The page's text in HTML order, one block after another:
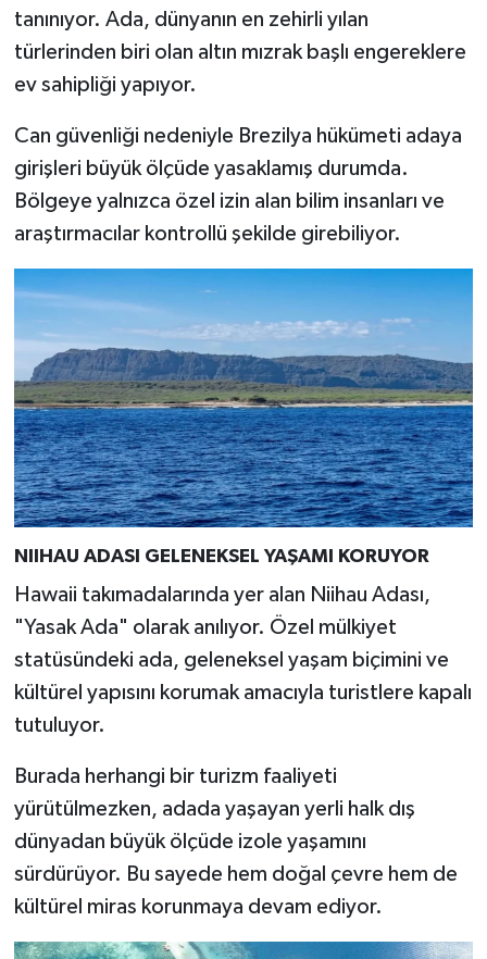
tanınıyor. Ada, dünyanın en zehirli yılan
türlerinden biri olan altın mızrak başlı engereklere
ev sahipliği yapıyor.
Can güvenliği nedeniyle Brezilya hükümeti adaya
girişleri büyük ölçüde yasaklamış durumda.
Bölgeye yalnızca özel izin alan bilim insanları ve
araştırmacılar kontrollü şekilde girebiliyor.
NIIHAU ADASI GELENEKSEL YAŞAMI KORUYOR
Hawaii takımadalarında yer alan Niihau Adası,
"Yasak Ada" olarak anılıyor. Özel mülkiyet
statüsündeki ada, geleneksel yaşam biçimini ve
kültürel yapısını korumak amacıyla turistlere kapalı
tutuluyor.
Burada herhangi bir turizm faaliyeti
yürütülmezken, adada yaşayan yerli halk dış
dünyadan büyük ölçüde izole yaşamını
sürdürüyor. Bu sayede hem doğal çevre hem de
kültürel miras korunmaya devam ediyor.